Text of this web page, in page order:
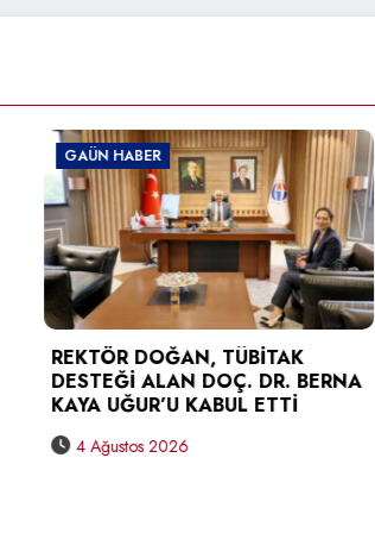
GAÜN HABER
REKTÖR DOĞAN, TÜBİTAK
DESTEĞİ ALAN DOÇ. DR. BERNA
KAYA UĞUR’U KABUL ETTİ
4 Ağustos 2026